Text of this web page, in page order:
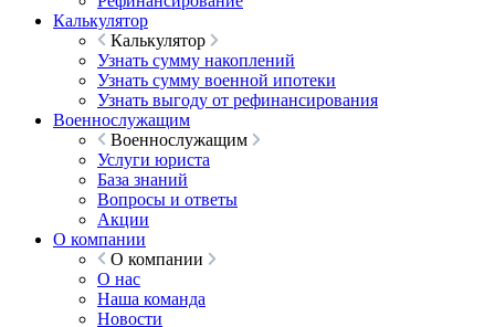
Калькулятор
Калькулятор
Узнать сумму накоплений
Узнать сумму военной ипотеки
Узнать выгоду от рефинансирования
Военнослужащим
Военнослужащим
Услуги юриста
База знаний
Вопросы и ответы
Акции
О компании
О компании
О нас
Наша команда
Новости